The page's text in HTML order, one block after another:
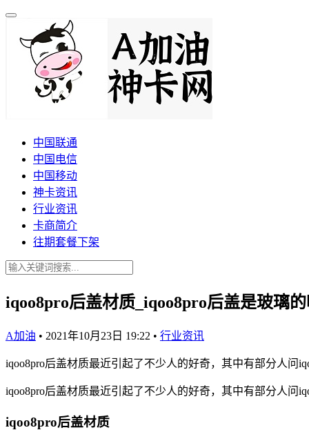
中国联通
中国电信
中国移动
神卡资讯
行业资讯
卡商简介
往期套餐下架
iqoo8pro后盖材质_iqoo8pro后盖是玻璃
A加油 • 2021年10月23日 19:22 • 行业资讯
iqoo8pro后盖材质最近引起了不少人的好奇，其中有部分人问
iqoo8pro后盖材质最近引起了不少人的好奇，其中有部分人问
iqoo8pro后盖材质